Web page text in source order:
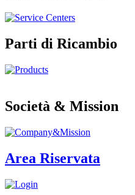
Parti di Ricambio
Società & Mission
Area Riservata